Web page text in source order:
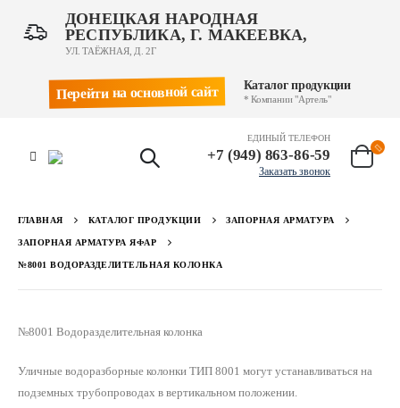
ДОНЕЦКАЯ НАРОДНАЯ
РЕСПУБЛИКА, Г. МАКЕЕВКА,
УЛ. ТАЁЖНАЯ, Д. 2Г
Перейти на основной сайт Каталог продукции
* Компании "Артель"
ЕДИНЫЙ ТЕЛЕФОН
+7 (949) 863-86-59
Заказать звонок
ГЛАВНАЯ КАТАЛОГ ПРОДУКЦИИ ЗАПОРНАЯ АРМАТУРА
ЗАПОРНАЯ АРМАТУРА ЯФАР
№8001 ВОДОРАЗДЕЛИТЕЛЬНАЯ КОЛОНКА
№8001 Водоразделительная колонка
Уличные водоразборные колонки ТИП 8001 могут устанавливаться на
подземных трубопроводах в вертикальном положении.